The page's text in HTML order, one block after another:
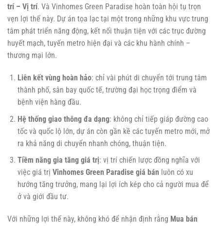
trí – Vị trí. Và Vinhomes Green Paradise hoàn toàn hội tụ trọn
vẹn lợi thế này. Dự án tọa lạc tại một trong những khu vực trung
tâm phát triển năng động, kết nối thuận tiện với các trục đường
huyết mạch, tuyến metro hiện đại và các khu hành chính –
thương mại lớn.
Liên kết vùng hoàn hảo: chỉ vài phút di chuyển tới trung tâm
thành phố, sân bay quốc tế, trường đại học trọng điểm và
bệnh viện hàng đầu.
Hệ thống giao thông đa dạng: không chỉ tiếp giáp đường cao
tốc và quốc lộ lớn, dự án còn gần kề các tuyến metro mới, mở
ra khả năng di chuyển nhanh chóng, thuận tiện.
Tiềm năng gia tăng giá trị: vị trí chiến lược đồng nghĩa với
việc giá trị Vinhomes Green Paradise giá bán luôn có xu
hướng tăng trưởng, mang lại lợi ích kép cho cả người mua để
ở và giới đầu tư.
Với những lợi thế này, không khó để nhận định rằng Mua bán